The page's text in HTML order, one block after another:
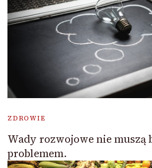
ZDROWIE
Wady rozwojowe nie muszą
problemem.